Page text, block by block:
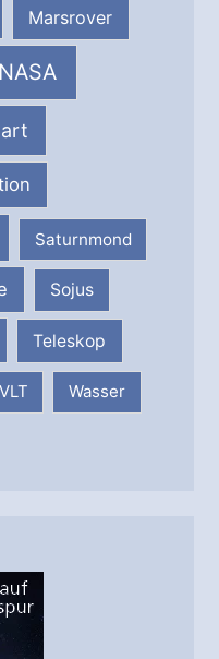
Marsrover
NASA
Saturnmond
Sojus
Teleskop
VLT Wasser